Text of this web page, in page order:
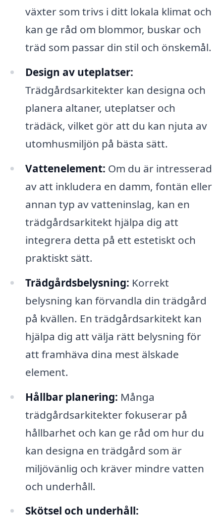
växter som trivs i ditt lokala klimat och
kan ge råd om blommor, buskar och
träd som passar din stil och önskemål.
Design av uteplatser:
Trädgårdsarkitekter kan designa och
planera altaner, uteplatser och
trädäck, vilket gör att du kan njuta av
utomhusmiljön på bästa sätt.
Vattenelement: Om du är intresserad
av att inkludera en damm, fontän eller
annan typ av vatteninslag, kan en
trädgårdsarkitekt hjälpa dig att
integrera detta på ett estetiskt och
praktiskt sätt.
Trädgårdsbelysning: Korrekt
belysning kan förvandla din trädgård
på kvällen. En trädgårdsarkitekt kan
hjälpa dig att välja rätt belysning för
att framhäva dina mest älskade
element.
Hållbar planering: Många
trädgårdsarkitekter fokuserar på
hållbarhet och kan ge råd om hur du
kan designa en trädgård som är
miljövänlig och kräver mindre vatten
och underhåll.
Skötsel och underhåll: